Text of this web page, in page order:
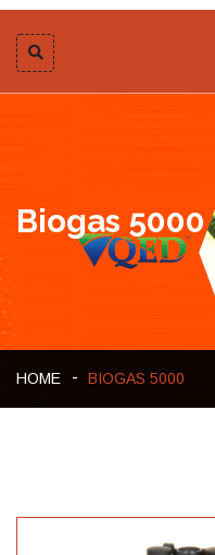
Biogas 5000
HOME BIOGAS 5000